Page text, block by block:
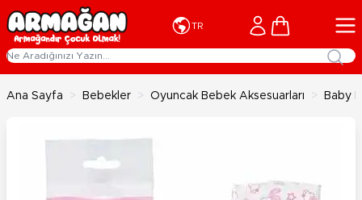
İçeriğe geç
TR Cart
Ana Sayfa > Bebekler > Oyuncak Bebek Aksesuarları > Baby